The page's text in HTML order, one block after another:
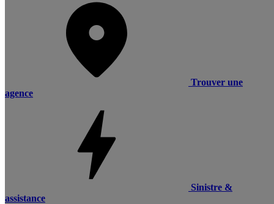
Trouver une
agence
Sinistre &
assistance